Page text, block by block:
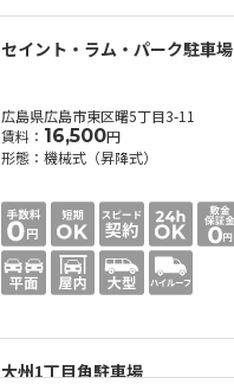
セイント・ラム・パーク駐車場
広島県広島市東区曙5丁目3-11
賃料： 16,500円
形態：機械式（昇降式）
大州1丁目角駐車場